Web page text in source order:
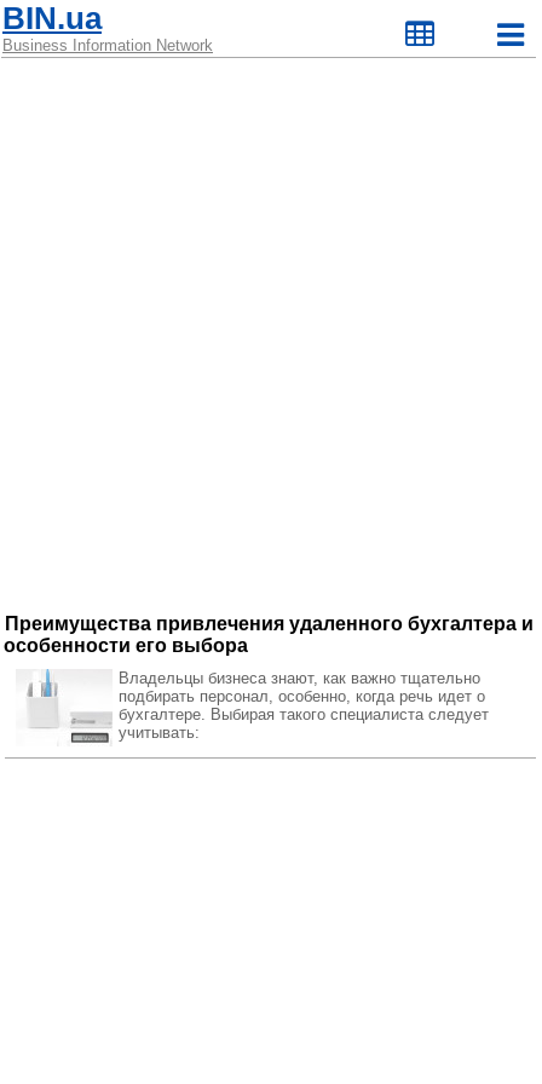
BIN.ua
Business Information Network
Преимущества привлечения удаленного бухгалтера и
особенности его выбора
Владельцы бизнеса знают, как важно тщательно
подбирать персонал, особенно, когда речь идет о
бухгалтере. Выбирая такого специалиста следует
учитывать: